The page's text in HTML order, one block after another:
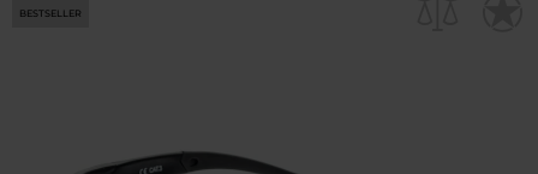
BESTSELLER